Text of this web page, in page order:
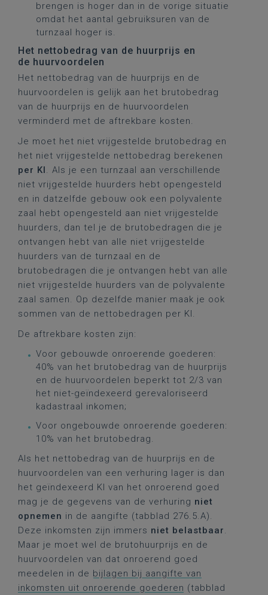
brengen is hoger dan in de vorige situatie
omdat het aantal gebruiksuren van de
turnzaal hoger is.
Het nettobedrag van de huurprijs en
de huurvoordelen
Het nettobedrag van de huurprijs en de
huurvoordelen is gelijk aan het brutobedrag
van de huurprijs en de huurvoordelen
verminderd met de aftrekbare kosten.
Je moet het niet vrijgestelde brutobedrag en
het niet vrijgestelde nettobedrag berekenen
per KI. Als je een turnzaal aan verschillende
niet vrijgestelde huurders hebt opengesteld
en in datzelfde gebouw ook een polyvalente
zaal hebt opengesteld aan niet vrijgestelde
huurders, dan tel je de brutobedragen die je
ontvangen hebt van alle niet vrijgestelde
huurders van de turnzaal en de
brutobedragen die je ontvangen hebt van alle
niet vrijgestelde huurders van de polyvalente
zaal samen. Op dezelfde manier maak je ook
sommen van de nettobedragen per KI.
De aftrekbare kosten zijn:
Voor gebouwde onroerende goederen:
40% van het brutobedrag van de huurprijs
en de huurvoordelen beperkt tot 2/3 van
het niet-geïndexeerd gerevaloriseerd
kadastraal inkomen;
Voor ongebouwde onroerende goederen:
10% van het brutobedrag.
Als het nettobedrag van de huurprijs en de
huurvoordelen van een verhuring lager is dan
het geïndexeerd KI van het onroerend goed
mag je de gegevens van de verhuring niet
opnemen in de aangifte (tabblad 276.5.A).
Deze inkomsten zijn immers niet belastbaar.
Maar je moet wel de brutohuurprijs en de
huurvoordelen van dat onroerend goed
meedelen in de bijlagen bij aangifte van
inkomsten uit onroerende goederen (tabblad